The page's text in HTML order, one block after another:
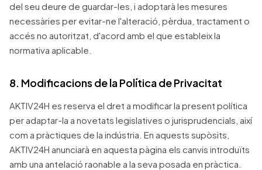
del seu deure de guardar-les, i adoptarà les mesures
necessàries per evitar-ne l'alteració, pèrdua, tractament o
accés no autoritzat, d'acord amb el que estableix la
normativa aplicable.
8. Modificacions de la Política de Privacitat
AKTIV24H es reserva el dret a modificar la present política
per adaptar-la a novetats legislatives o jurisprudencials, així
com a pràctiques de la indústria. En aquests supòsits,
AKTIV24H anunciarà en aquesta pàgina els canvis introduïts
amb una antelació raonable a la seva posada en pràctica.